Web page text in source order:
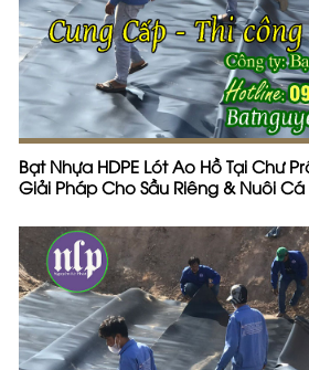
Bảng giá bạt lót ao hồ HDPE nuôi